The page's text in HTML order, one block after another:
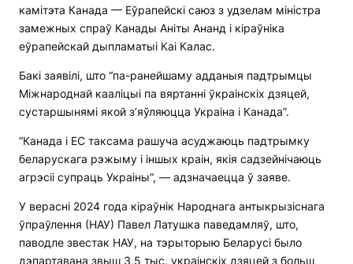
камітэта Канада — Еўрапейскі саюз з удзелам міністра
замежных спраў Канады Аніты Ананд і кіраўніка
еўрапейскай дыпламатыі Каі Калас.
Бакі заявілі, што “па-ранейшаму адданыя падтрымцы
Міжнароднай кааліцыі па вяртанні ўкраінскіх дзяцей,
сустаршынямі якой з’яўляюцца Украіна і Канада”.
“Канада і ЕС таксама рашуча асуджаюць падтрымку
беларускага рэжыму і іншых краін, якія садзейнічаюць
агрэсіі супраць Украіны“, — адзначаецца ў заяве.
У верасні 2024 года кіраўнік Народнага антыкрызіснага
ўпраўлення (НАУ) Павел Латушка паведамляў, што,
паводле звестак НАУ, на тэрыторыю Беларусі было
дэпартавана звыш 3,5 тыс. украінскіх дзяцей з больш